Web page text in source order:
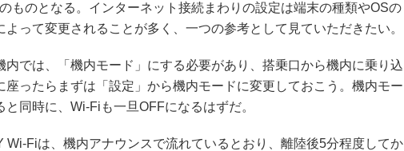
ものとなる。インターネット接続まわりの設定は端末の種類やOSの
よって変更されることが多く、一つの参考として見ていただきたい。
では、「機内モード」にする必要があり、搭乗口から機内に乗り込
座ったらまずは「設定」から機内モードに変更しておこう。機内モー
と同時に、Wi-Fiも一旦OFFになるはずだ。
Fiは、機内アナウンスで流れているとおり、離陸後5分程度してか